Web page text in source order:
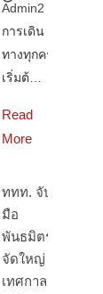
Admin2
การเดิน
ทางทุกครั้ง
เริ่มต้…
Read
More
ททท. จับ
มือ
พันธมิตร
จัดใหญ่
เทศกาล